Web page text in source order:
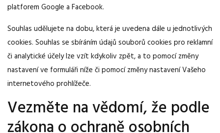
platforem Google a Facebook.
Souhlas udělujete na dobu, která je uvedena dále u jednotlivých
cookies. Souhlas se sbíráním údajů souborů cookies pro reklamní
či analytické účely lze vzít kdykoliv zpět, a to pomocí změny
nastavení ve formuláři níže či pomocí změny nastavení Vašeho
internetového prohlížeče.
Vezměte na vědomí, že podle
zákona o ochraně osobních